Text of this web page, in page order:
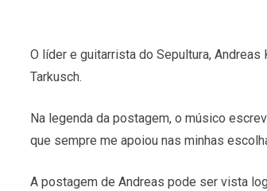
O líder e guitarrista do Sepultura,
Tarkusch.
Na legenda da postagem, o músico
que sempre me apoiou nas minhas
A postagem de Andreas pode ser vista